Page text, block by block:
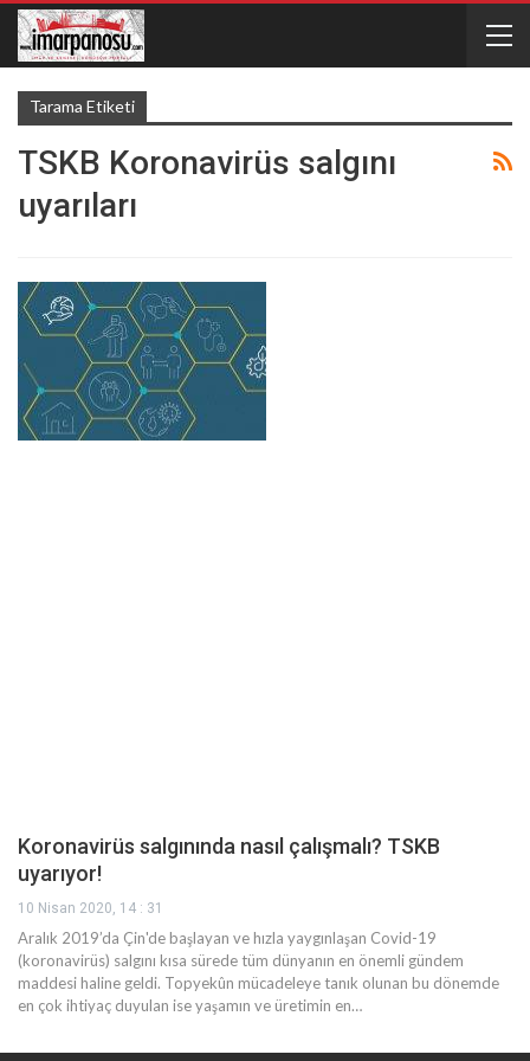
Tarama Etiketi
TSKB Koronavirüs salgını
uyarıları
Koronavirüs salgınında nasıl çalışmalı? TSKB
uyarıyor!
10 Nisan 2020, 14 : 31
Aralık 2019’da Çin'de başlayan ve hızla yaygınlaşan Covid-19
(koronavirüs) salgını kısa sürede tüm dünyanın en önemli gündem
maddesi haline geldi. Topyekûn mücadeleye tanık olunan bu dönemde
en çok ihtiyaç duyulan ise yaşamın ve üretimin en…